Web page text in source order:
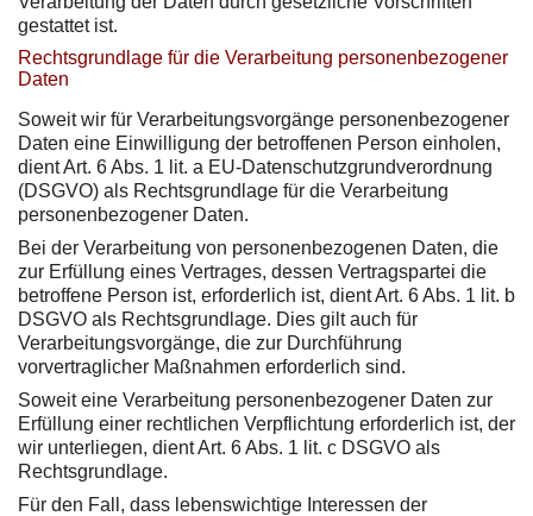
gestattet ist.
Rechtsgrundlage für die Verarbeitung personenbezogener
Daten
Soweit wir für Verarbeitungsvorgänge personenbezogener
Daten eine Einwilligung der betroffenen Person einholen,
dient Art. 6 Abs. 1 lit. a EU-Datenschutzgrundverordnung
(DSGVO) als Rechtsgrundlage für die Verarbeitung
personenbezogener Daten.
Bei der Verarbeitung von personenbezogenen Daten, die
zur Erfüllung eines Vertrages, dessen Vertragspartei die
betroffene Person ist, erforderlich ist, dient Art. 6 Abs. 1 lit. b
DSGVO als Rechtsgrundlage. Dies gilt auch für
Verarbeitungsvorgänge, die zur Durchführung
vorvertraglicher Maßnahmen erforderlich sind.
Soweit eine Verarbeitung personenbezogener Daten zur
Erfüllung einer rechtlichen Verpflichtung erforderlich ist, der
wir unterliegen, dient Art. 6 Abs. 1 lit. c DSGVO als
Rechtsgrundlage.
Für den Fall, dass lebenswichtige Interessen der